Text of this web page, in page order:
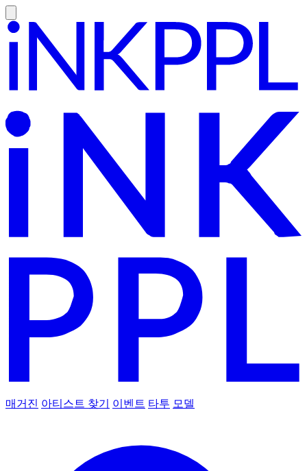
매거진 아티스트 찾기 이벤트 타투 모델